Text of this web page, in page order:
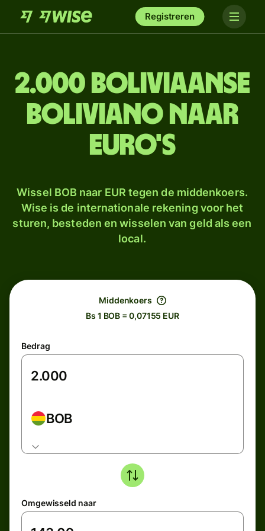
Registreren
2.000 Boliviaanse
boliviano naar
euro's
Wissel BOB naar EUR tegen de middenkoers.
Wise is de internationale rekening voor het
sturen, besteden en wisselen van geld als een
local.
Middenkoers
Bs 1 BOB = 0,07155 EUR
Bedrag
BOB
Omgewisseld naar